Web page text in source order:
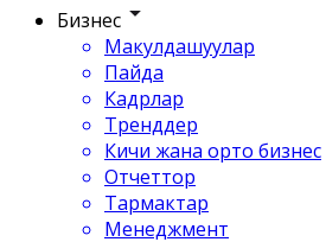
Бизнес
Макулдашуулар
Пайда
Кадрлар
Тренддер
Кичи жана орто бизнес
Отчеттор
Тармактар
Менеджмент